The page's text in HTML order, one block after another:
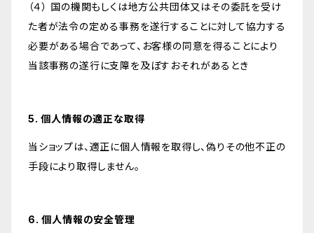
（４） 国の機関もしくは地方公共団体又はその委託を受け
た者が法令の定める事務を遂行することに対して協力する
必要がある場合であって、お客様の同意を得ることにより
当該事務の遂行に支障を及ぼすおそれがあるとき
5. 個人情報の適正な取得
当ショップは、適正に個人情報を取得し、偽りその他不正の
手段により取得しません。
6. 個人情報の安全管理